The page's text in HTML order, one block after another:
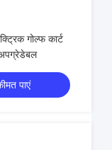
गोल्फ कार्ट
पाएं